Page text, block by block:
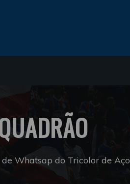
Whatsap do Tricolor de Aço